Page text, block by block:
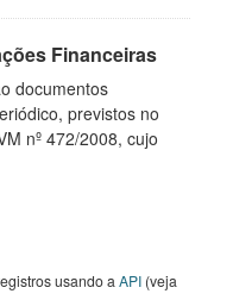
Financeiras
documentos
previstos no
nº 472/2008, cujo
usando a API (veja